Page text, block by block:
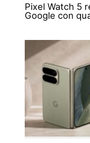
Pixel Watch 5
Google con